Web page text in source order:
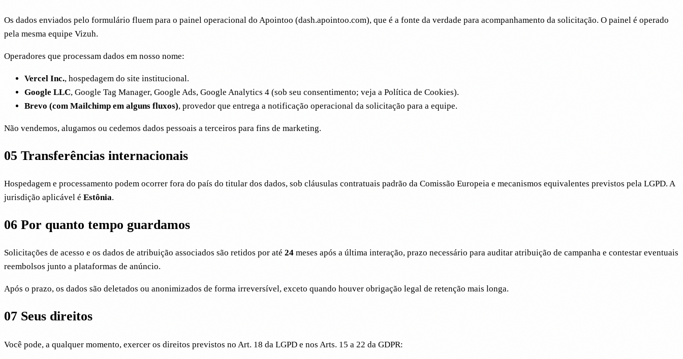
Os dados enviados pelo formulário fluem para o painel operacional do Apointoo (dash.apointoo.com), que é a fonte da verdade para acompanhamento da solicitação. O painel é operado
pela mesma equipe Vizuh.
Operadores que processam dados em nosso nome:
Vercel Inc., hospedagem do site institucional.
Google LLC, Google Tag Manager, Google Ads, Google Analytics 4 (sob seu consentimento; veja a Política de Cookies).
Brevo (com Mailchimp em alguns fluxos), provedor que entrega a notificação operacional da solicitação para a equipe.
Não vendemos, alugamos ou cedemos dados pessoais a terceiros para fins de marketing.
05 Transferências internacionais
Hospedagem e processamento podem ocorrer fora do país do titular dos dados, sob cláusulas contratuais padrão da Comissão Europeia e mecanismos equivalentes previstos pela LGPD. A
jurisdição aplicável é Estônia.
06 Por quanto tempo guardamos
Solicitações de acesso e os dados de atribuição associados são retidos por até 24 meses após a última interação, prazo necessário para auditar atribuição de campanha e contestar eventuais
reembolsos junto a plataformas de anúncio.
Após o prazo, os dados são deletados ou anonimizados de forma irreversível, exceto quando houver obrigação legal de retenção mais longa.
07 Seus direitos
Você pode, a qualquer momento, exercer os direitos previstos no Art. 18 da LGPD e nos Arts. 15 a 22 da GDPR: